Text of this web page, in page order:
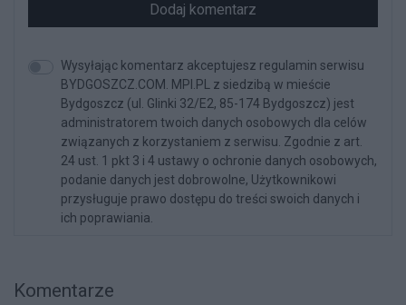
Dodaj komentarz
Wysyłając komentarz akceptujesz regulamin serwisu
BYDGOSZCZ.COM. MPI.PL z siedzibą w mieście
Bydgoszcz (ul. Glinki 32/E2, 85-174 Bydgoszcz) jest
administratorem twoich danych osobowych dla celów
związanych z korzystaniem z serwisu. Zgodnie z art.
24 ust. 1 pkt 3 i 4 ustawy o ochronie danych osobowych,
podanie danych jest dobrowolne, Użytkownikowi
przysługuje prawo dostępu do treści swoich danych i
ich poprawiania.
Komentarze